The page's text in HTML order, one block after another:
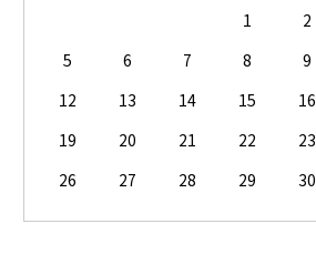
1 2
5
6 7 8 9
12
13 14 15 16
19
20 21 22 23
26
27 28 29 30